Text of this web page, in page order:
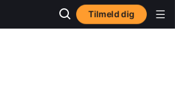
Tilmeld dig